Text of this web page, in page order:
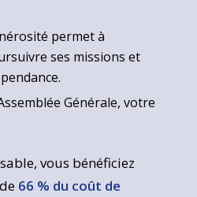
permet à
ses missions et
Générale, votre
vous bénéficiez
66 % du coût de